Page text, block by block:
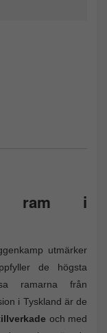
ram i
utmärker
de högsta
ramarna från
i Tyskland är de
och med